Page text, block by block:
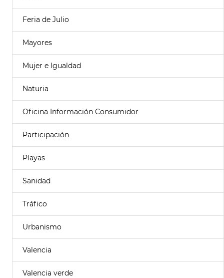
Feria de Julio
Mayores
Mujer e Igualdad
Naturia
Oficina Información Consumidor
Participación
Playas
Sanidad
Tráfico
Urbanismo
Valencia
Valencia verde